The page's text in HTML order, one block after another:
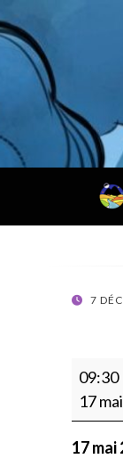
POSTED
7
Rééd.
Tsina
T2,
09:30
17
17 mai